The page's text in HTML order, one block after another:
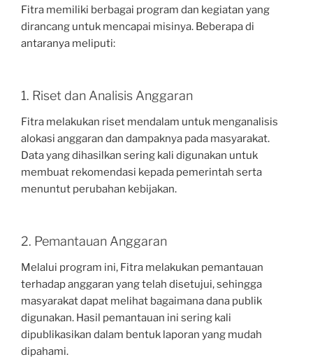
Fitra memiliki berbagai program dan kegiatan yang
dirancang untuk mencapai misinya. Beberapa di
antaranya meliputi:
1. Riset dan Analisis Anggaran
Fitra melakukan riset mendalam untuk menganalisis
alokasi anggaran dan dampaknya pada masyarakat.
Data yang dihasilkan sering kali digunakan untuk
membuat rekomendasi kepada pemerintah serta
menuntut perubahan kebijakan.
2. Pemantauan Anggaran
Melalui program ini, Fitra melakukan pemantauan
terhadap anggaran yang telah disetujui, sehingga
masyarakat dapat melihat bagaimana dana publik
digunakan. Hasil pemantauan ini sering kali
dipublikasikan dalam bentuk laporan yang mudah
dipahami.